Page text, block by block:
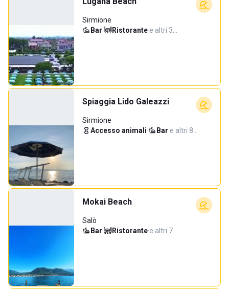
Sirmione
Bar· Ristorante·e altri 3…
Spiaggia Lido Galeazzi
Sirmione
Accesso animali· Bar·e altri 8…
Mokai Beach
Salò
Bar· Ristorante·e altri 7…